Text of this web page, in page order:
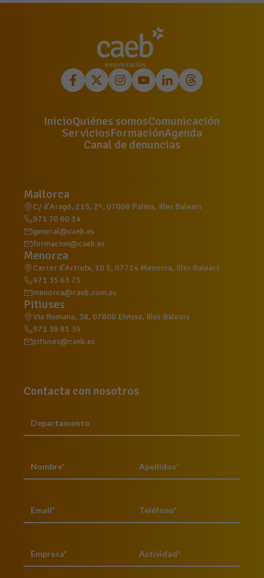
InicioQuiénes somosComunicación
ServiciosFormaciónAgenda
Canal de denuncias
Mallorca
C/ d'Aragó, 215, 2º, 07008 Palma, Illes Balears
971 70 60 14
general@caeb.es
formacion@caeb.es
Menorca
Carrer d'Artrutx, 10 E, 07714 Menorca, Illes Balears
971 35 63 75
menorca@caeb.com.es
Pitiuses
Via Romana, 38, 07800 Eivissa, Illes Balears
971 39 81 39
pitiuses@caeb.es
Contacta con nosotros